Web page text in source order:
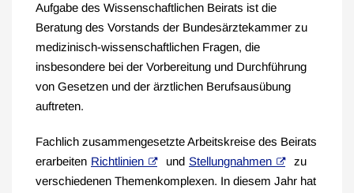
Aufgabe des Wissenschaftlichen Beirats ist die
Beratung des Vorstands der Bundesärztekammer zu
medizinisch-wissenschaftlichen Fragen, die
insbesondere bei der Vorbereitung und Durchführung
von Gesetzen und der ärztlichen Berufsausübung
auftreten.
Fachlich zusammengesetzte Arbeitskreise des Beirats
erarbeiten Richtlinien und Stellungnahmen
zu
verschiedenen Themenkomplexen. In diesem Jahr hat